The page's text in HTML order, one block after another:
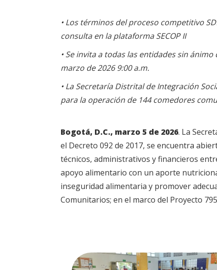
• Los términos del proceso competitivo
consulta en la plataforma SECOP II
• Se invita a todas las entidades sin
marzo de 2026 9:00 a.m.
• La Secretaría Distrital de Integración
para la operación de 144 comedores
Bogotá, D.C., marzo 5 de 2026. La
el Decreto 092 de 2017, se encuentra
técnicos, administrativos y financieros
apoyo alimentario con un aporte
inseguridad alimentaria y promover
Comunitarios; en el marco del Proyecto